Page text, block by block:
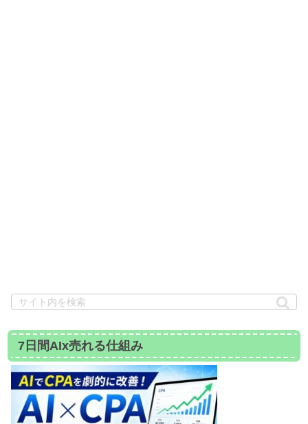
7日間AIx売れる仕組み